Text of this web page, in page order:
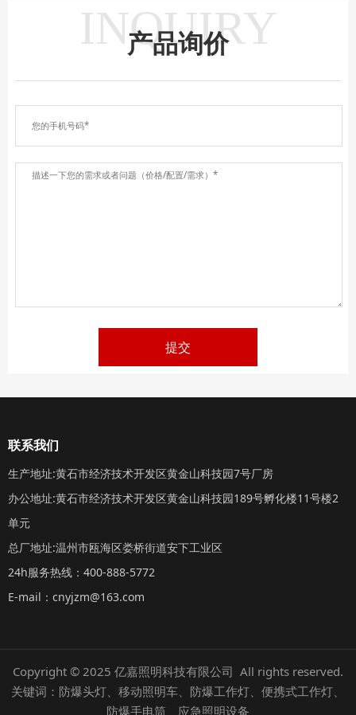
INQUIRY
产品询价
提交
联系我们
生产地址:黄石市经济技术开发区黄金山科技园7号厂房
办公地址:黄石市经济技术开发区黄金山科技园189号孵化楼11号楼2
单元
总厂地址:温州市瓯海区娄桥街道安下工业区
24h服务热线：400-888-5772
E-mail：cnyjzm@163.com
Copyright © 2025 亿嘉照明科技有限公司 All rights reserved.
关键词：防爆头灯、移动照明车、防爆工作灯、便携式工作灯、
防爆手电筒、应急照明设备